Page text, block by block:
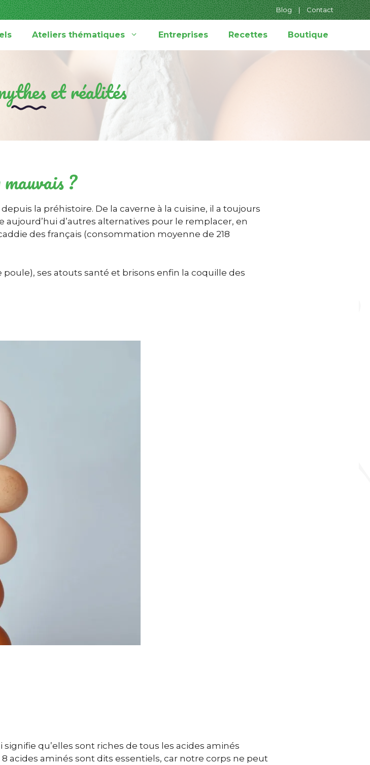
Blog | Contact
Ateliers thématiques Entreprises Recettes Boutique
et réalités
?
la préhistoire. De la caverne à la cuisine, il a toujours
d’autres alternatives pour le remplacer, en
des français (consommation moyenne de 218
ses atouts santé et brisons enfin la coquille des
qu’elles sont riches de tous les acides aminés
acides aminés sont dits essentiels, car notre corps ne peut